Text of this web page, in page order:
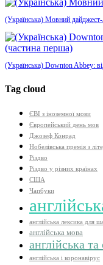
(Українська) Мовний
(Українська) Downton Abbey:
Tag cloud
ЄВІ з іноземної мови
Європейський день мов
Джозеф Конрад
Нобелівська премія з
Різдво
Різдво у різних країнах
США
Чапбуки
англійська лексика для
англійська мова
англійська та
англійська і коронавірус